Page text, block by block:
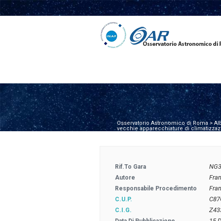
Osservatorio Astronomico di Roma>
vecchie apparecchiature di
Rif.to Gara
Autore
Responsabile Procedimento
C.U.P.
C.I.G.